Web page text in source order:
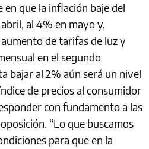
que la inflación baje del
al 4% en mayo y,
de tarifas de luz y
en el segundo
bajar al 2% aún será un nivel
de precios al consumidor
con fundamento a las
“Lo que buscamos
para que en la